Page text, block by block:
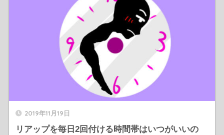
2019年11月19日
リアップを毎日2回付ける時間帯はいつがいいの